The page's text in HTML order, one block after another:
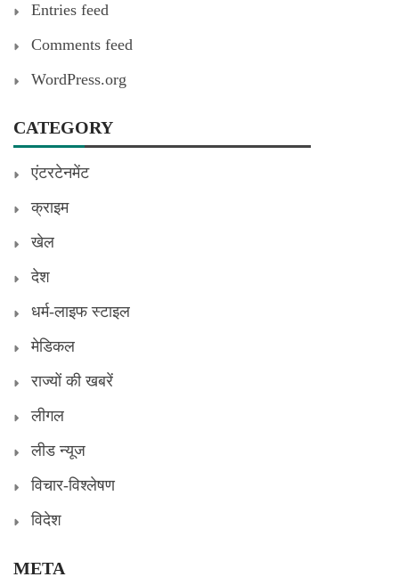
Entries feed
Comments feed
WordPress.org
CATEGORY
एंटरटेनमेंट
क्राइम
खेल
देश
धर्म-लाइफ स्टाइल
मेडिकल
राज्यों की खबरें
लीगल
लीड न्यूज
विचार-विश्लेषण
विदेश
META